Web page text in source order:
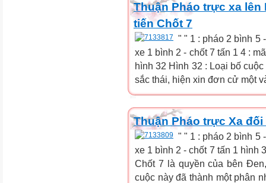
Thuận Pháo trực xa lên
tiến Chốt 7
" " 1 : pháo 2 bình 5
xe 1 bình 2 - chốt 7 tấn 1 4 :
hình 32 Hình 32 : Loại bố
sắc thái, hiện xin đơn cử một
Thuận Pháo trực Xa
" " 1 : pháo 2 bình 5
xe 1 bình 2 - chốt 7 tấn 1 hình
Chốt 7 là quyền của bên
cuộc này đã thành một phân